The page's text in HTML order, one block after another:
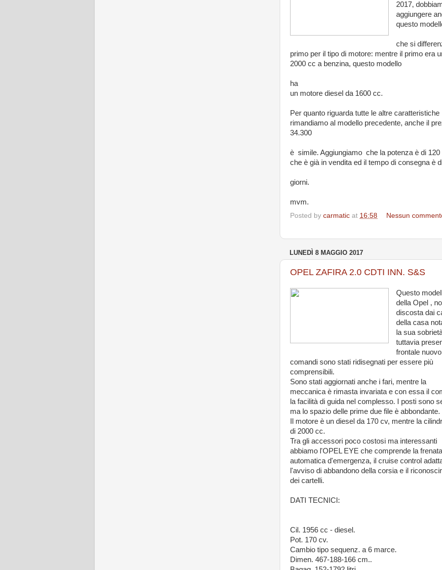
2017,
aggiungere
questo
che si
primo per il tipo di motore: mentre il primo era
2000 cc a benzina, questo modello
ha
un motore diesel da 1600 cc.
Per quanto riguarda tutte le altre caratteristiche
rimandiamo al modello precedente, anche il
34.300
è simile. Aggiungiamo che la potenza è di 120
che è già in vendita ed il tempo di consegna è
giorni.
mvm.
Posted by carmatic at 16:58 Nessun
LUNEDÌ 8 MAGGIO 2017
OPEL ZAFIRA 2.0 CDTI INN. S&S
Questo
della Opel ,
discosta dai
della casa
la sua
tuttavia
frontale
comandi sono stati ridisegnati per essere più
comprensibili.
Sono stati aggiornati anche i fari, mentre la
meccanica è rimasta invariata e con essa il
la facilità di guida nel complesso. I posti sono
ma lo spazio delle prime due file è abbondante.
Il motore è un diesel da 170 cv, mentre la
di 2000 cc.
Tra gli accessori poco costosi ma interessanti
abbiamo l'OPEL EYE che comprende la frenata
automatica d'emergenza, il cruise control
l'avviso di abbandono della corsia e il
dei cartelli.
DATI TECNICI:
Cil. 1956 cc - diesel.
Pot. 170 cv.
Cambio tipo sequenz. a 6 marce.
Dimen. 467-188-166 cm..